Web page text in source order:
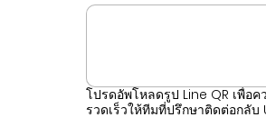
โปรดอัพโหลดรูป Line QR เพื่อค
รวดเร็วให้ทีมที่ปรึกษาติดต่อกลับ Upload